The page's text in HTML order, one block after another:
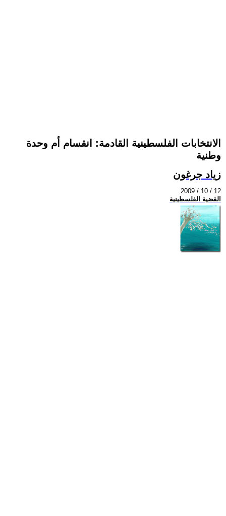
الانتخابات الفلسطينية القادمة: انقسام أم وحدة
وطنية
زياد جرغون
2009 / 10 / 12
القضية الفلسطينية